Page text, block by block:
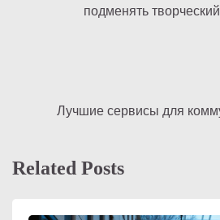
подменять
Лучшие сервисы для
Related Posts